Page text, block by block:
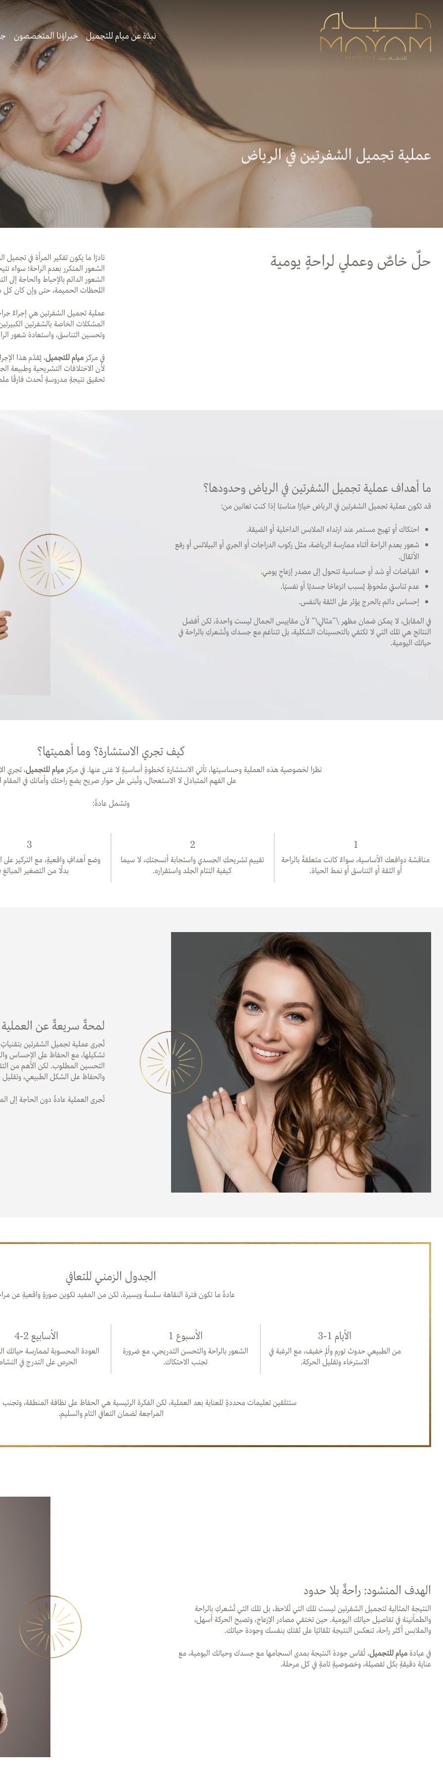
نبذة عن ميام للتجميل خبراؤنا المتخصصون
عملية تجميل الشفرتين في الرياض
حلٌ خاصٌ وعملي لراحةٍ يومية
نادرًا ما يكون تفكير المرأة في
الشعور المتكرر بعدم الراحة؛ سواء
الشعور الدائم بالإحباط والحاجة
اللحظات الحميمة، حتى وإن كان كل
عملية تجميل الشفرتين هي إجراءٌ
المشكلات الخاصة بالشفرتين
وتحسين التناسق، واستعادة شعور
في مركزميام للتجميل، يُقدَّم هذا
لأن الاختلافات التشريحية وطبيعة
تحقيق نتيجةٍ مدروسةٍ تُحدث فارقًا
ما أهداف عملية تجميل الشفرتين في الرياض وحدودها؟
قد تكون عملية تجميل الشفرتين في الرياض خيارًا مناسبًا إذا كنتِ تعانين من:
احتكاك أو تهيج مستمر عند ارتداء الملابس الداخلية أو الضيقة.
شعور بعدم الراحة أثناء ممارسة الرياضة، مثل ركوب الدراجات أو الجري أو البيلاتس أو رفع
الأثقال.
انقباضات أو شد أو حساسية تتحول إلى مصدر إزعاحٍ يومي.
عدم تناسقٍ ملحوظٍ يُسبب انزعاحًا جسديًا أو نفسيًا.
إحساس دائم بالحرج يؤثر على الثقة بالنفس.
في المقابل، لا يمكن ضمان مظهر \”مثالي\” لأن مقاييس الجمال ليست واحدة، لكن أفضل
النتائج هي تلك التي لا تكتفي بالتحسينات الشكلية، بل تتناغم مع جسدك وتُشعركِ بالراحة في
حياتك اليومية.
كيف تجري الاستشارة؟ وما أهميتها؟
نظرًا لخصوصية هذه العملية وحساسيتها، تأتي الاستشارة كخطوةٍ أساسيةٍ لا غنى عنها. في مركزميام للتجميل، تجري
على الفهم المتبادل لا الاستعجال، وتُبنى على حوار صريح يضع راحتكِ وأمانكِ في المقام
وتشمل عادةً:
1
مناقشة دوافعك الأساسية، سواءٌ كانت متعلقةً بالراحة
أو الثقة أو التناسق أو نمط الحياة.
2
تقييم تشريحكِ الجسدي واستجابة أنسجتكِ، لا سيما
كيفية التئام الجلد واستقراره.
3
وضع أهدافٍ واقعيةٍ، مع التركيز
بدلًا من التصغير
لمحةٌ سريعةٌ عن العملية
تُجرى عملية تجميل الشفرتين بتقنياتٍ
تشكيلها، مع الحفاظ على الإحساس
التحسين المطلوب. لكن الأهم من
والحفاظ على الشكل الطبيعي،
تُجرى العملية عادةً دون الحاجة إلى
الجدول الزمني للتعافي
عادةً ما تكون فترة النقاهة سلسةً ويسيرة، لكن من المفيد تكوين صورةٍ واقعيةٍ عن
الأيام 1-3
من الطبيعي حدوث تورم وألم خفيف، مع الرغبة في
الاسترخاء وتقليل الحركة.
الأسبوع 1
الشعور بالراحة والتحسن التدريجي، مع ضرورة
تجنب الاحتكاك.
الأسابيع 2-4
العودة المحسوبة لممارسة حياتك
الحرص على التدرج في
ستتلقين تعليمات محددةٍ للعناية بعد العملية، لكن الفكرة الرئيسية هي الحفاظ على نظافة المنطقة، وتجنب
المراجعة لضمان التعافي التام والسليم.
الهدف المنشود: راحةٌ بلا حدود
النتيجة المثالية لتجميل الشفرتين ليست تلك التي تُلاحظ، بل تلك التي تُشعركِ بالراحة
والطمأنينة في تفاصيل حياتك اليومية. حين تختفي مصادر الإزعاج، وتصبح الحركة أسهل،
والملابس أكثر راحة، تنعكس النتيجة تلقائيًا على ثقتكِ بنفسك وجودة حياتك.
في عيادة ميام للتجميل، تُقاس جودة النتيجة بمدى انسجامها مع جسدك وحياتك اليومية، مع
عناية دقيقةٍ بكل تفصيلة، وخصوصيةٍ تامةٍ في كل مرحلة.